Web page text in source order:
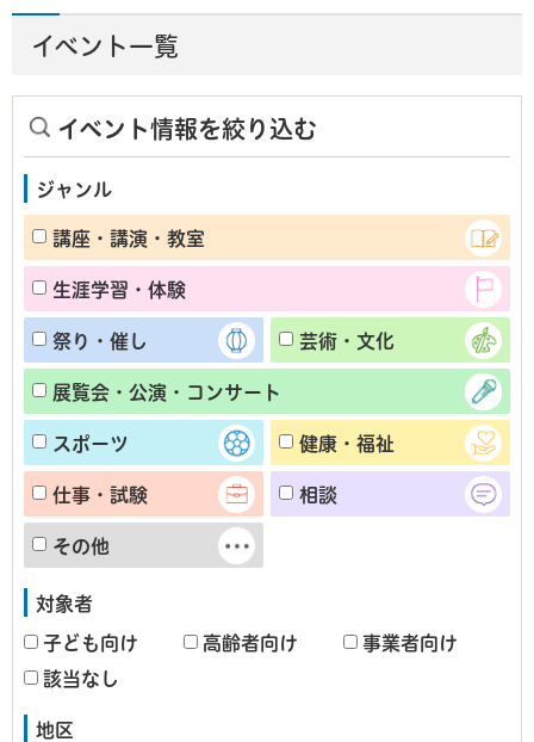
イベント一覧
イベント情報を絞り込む
ジャンル
講座・講演・教室
生涯学習・体験
祭り・催し 芸術・文化
展覧会・公演・コンサート
スポーツ 健康・福祉
仕事・試験 相談
その他
対象者
子ども向け 高齢者向け
事業者向け
該当なし
地区